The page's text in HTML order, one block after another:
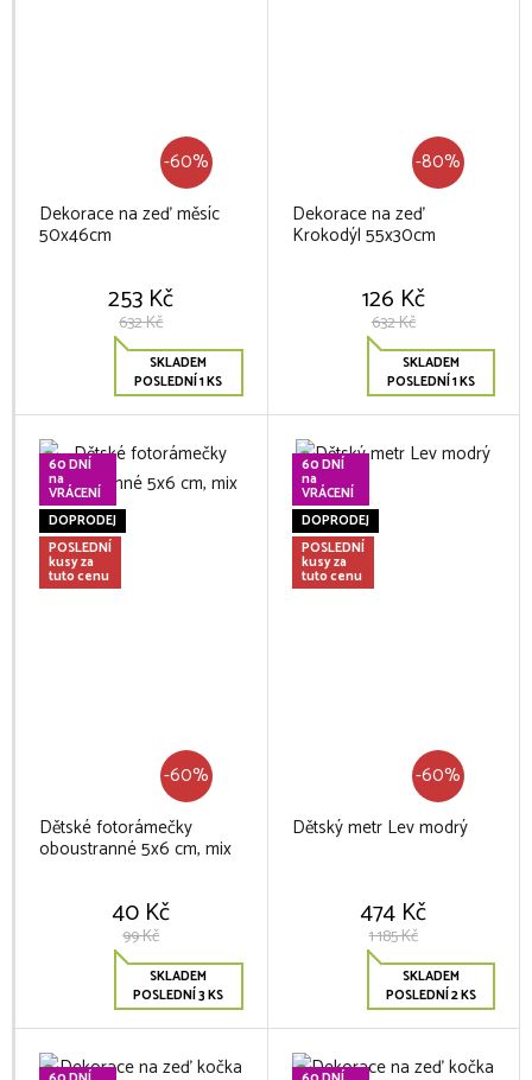
-60%
Dekorace na zeď měsíc
50x46cm
253 Kč
632 Kč
SKLADEM
POSLEDNÍ 1 KS
-80%
Dekorace na zeď
Krokodýl 55x30cm
126 Kč
632 Kč
SKLADEM
POSLEDNÍ 1 KS
60 DNÍ
na
VRÁCENÍ
DOPRODEJ
POSLEDNÍ
kusy za
tuto cenu
-60%
Dětské fotorámečky
oboustranné 5x6 cm, mix
40 Kč
99 Kč
SKLADEM
POSLEDNÍ 3 KS
60 DNÍ
na
VRÁCENÍ
DOPRODEJ
POSLEDNÍ
kusy za
tuto cenu
-60%
Dětský metr Lev modrý
474 Kč
1 185 Kč
SKLADEM
POSLEDNÍ 2 KS